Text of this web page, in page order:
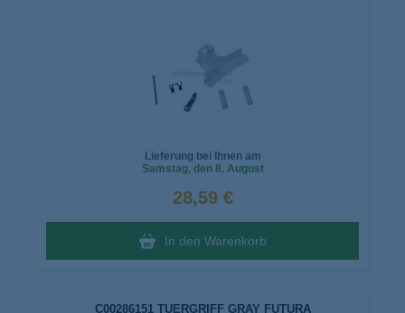
Lieferung bei Ihnen am
Samstag, den 8. August
28,59 €
In den Warenkorb
C00286151 TUERGRIFF GRAY FUTURA